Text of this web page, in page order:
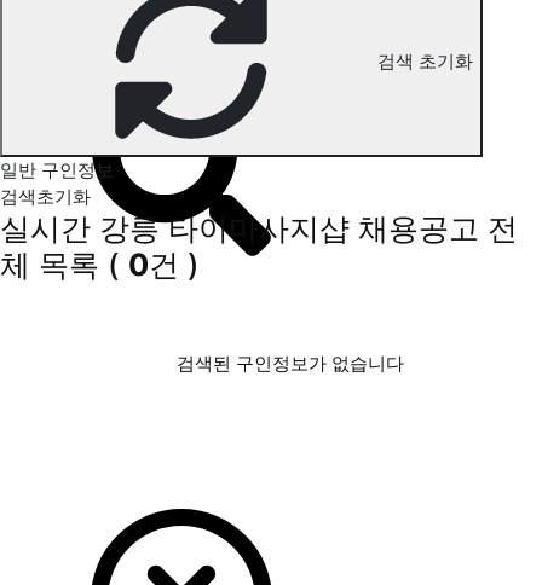
강릉 타이마사지 구인정보 검색 초기화
일반 구인정보
검색초기화
실시간 강릉 타이마사지샵 채용공고 전
체 목록 ( 0건 )
검색된 구인정보가 없습니다